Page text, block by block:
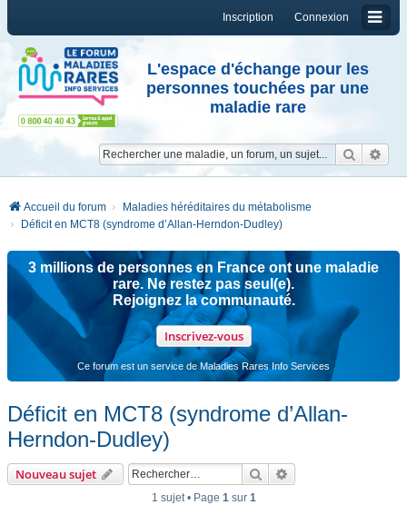
Connexion
Inscription
L'espace d'échange pour les
personnes touchées par une
maladie rare
Accueil du forum
Maladies héréditaires du métabolisme
Déficit en MCT8 (syndrome d’Allan-Herndon-Dudley)
3 millions de personnes en France ont une maladie
rare. Ne restez pas seul(e).
Rejoignez la communauté.
Inscrivez-vous
Ce forum est un service de Maladies Rares Info Services
Déficit en MCT8 (syndrome d’Allan-
Herndon-Dudley)
Nouveau sujet Rechercher
1 sujet • Page 1sur 1